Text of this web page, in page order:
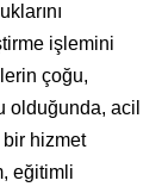
işlemini
çoğu,
olduğunda, acil
bir hizmet
eğitimli